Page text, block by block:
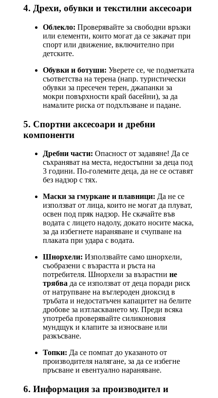
4. Дрехи, обувки и текстилни аксесоари
Облекло: Проверявайте за свободни връзки
или елементи, които могат да се закачат при
спорт или движение, включително при
детските.
Обувки и ботуши: Уверете се, че подметката
съответства на терена (напр. туристически
обувки за пресечен терен, джапанки за
мокри повърхности край басейни), за да
намалите риска от подхлъзване и падане.
5. Спортни аксесоари и дребни
компоненти
Дребни части: Опасност от задавяне! Да се
съхраняват на места, недостъпни за деца под
3 години. По-големите деца, да не се оставят
без надзор с тях.
Маски за гмуркане и плавници: Да не се
използват от лица, които не могат да плуват,
освен под пряк надзор. Не скачайте във
водата с лицето надолу, докато носите маска,
за да избегнете нараняване и счупване на
плаката при удара с водата.
Шнорхели: Използвайте само шнорхели,
съобразени с възрастта и ръста на
потребителя. Шнорхели за възрастни не
трябва да се използват от деца поради риск
от натрупване на въглероден диоксид в
тръбата и недостатъчен капацитет на белите
дробове за изтласкването му. Преди всяка
употреба проверявайте силиконовия
мундщук и клапите за износване или
разкъсване.
Топки: Да се помпат до указаното от
производителя налягане, за да се избегне
пръсване и евентуално нараняване.
6. Информация за производител и